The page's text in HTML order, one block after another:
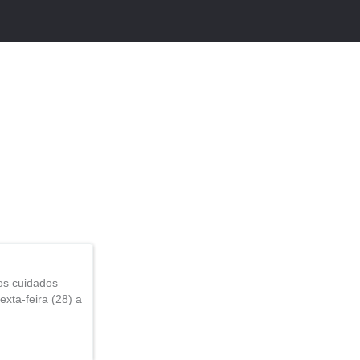
cuidados
feira (28) a